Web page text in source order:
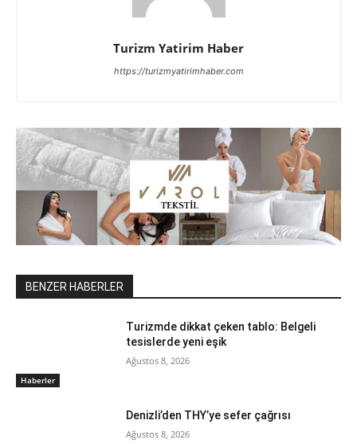
Turizm Yatirim Haber
https://turizmyatirimhaber.com
BENZER HABERLER
Haberler
Turizmde dikkat çeken tablo: Belgeli
tesislerde yeni eşik
Ağustos 8, 2026
Denizli’den THY’ye sefer çağrısı
Ağustos 8, 2026